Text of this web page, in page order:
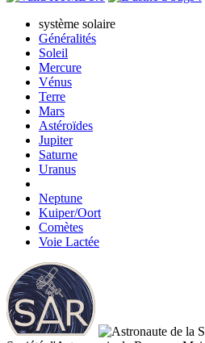
système solaire
Généralités
Soleil
Mercure
Vénus
Terre
Mars
Astéroïdes
Jupiter
Saturne
Uranus
Neptune
Kuiper/Oort
Comètes
Voie Lactée